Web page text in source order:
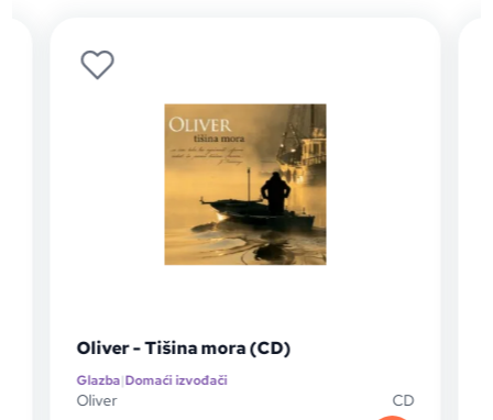
Oliver - Tišina mora (CD)
Glazba|Domaći izvođači
Oliver
CD